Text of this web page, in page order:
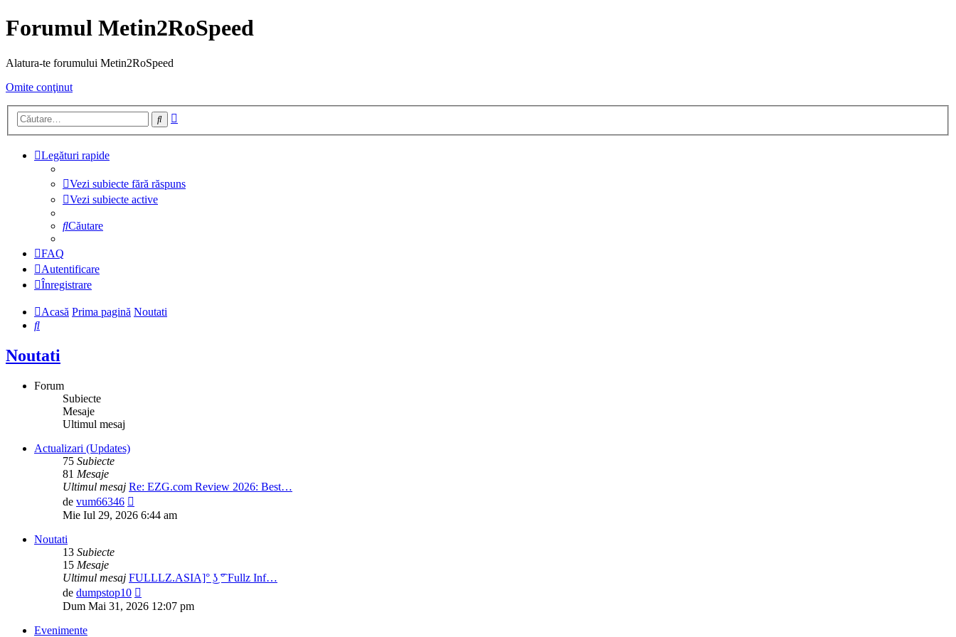
Forumul Metin2RoSpeed
Alatura-te forumului Metin2RoSpeed
Omite conţinut
Căutare
Legături rapide
Vezi subiecte fără răspuns
Vezi subiecte active
Căutare
FAQ
Autentificare
Înregistrare
Acasă Prima pagină Noutati
Căutare
Noutati
Forum
Subiecte
Mesaje
Ultimul mesaj
Actualizari (Updates)
75 Subiecte
81 Mesaje
Ultimul mesaj Re: EZG.com Review 2026: Best…
de vum66346
ultimul
Mie Iul 29, 2026 6:44 am
Noutati
13 Subiecte
15 Mesaje
Ultimul mesaj FULLLZ.ASIA]° ͜ʖ ͡° Fullz Inf…
de dumpstop10
ultimul
Dum Mai 31, 2026 12:07 pm
Evenimente